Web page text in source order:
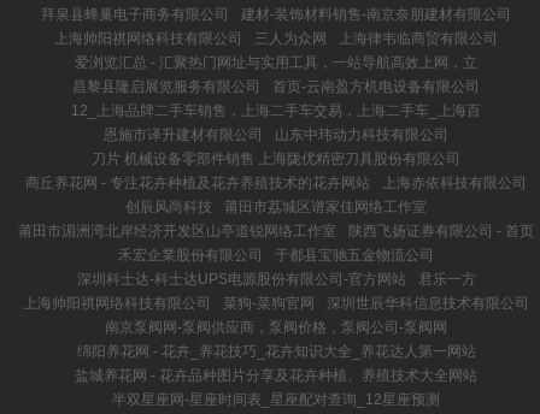
拜泉县蜂巢电子商务有限公司
建材-装饰材料销售-南京奈朋建材有限公司
上海帅阳祺网络科技有限公司
三人为众网
上海律韦临商贸有限公司
爱浏览汇总 - 汇聚热门网址与实用工具，一站导航高效上网，立
昌黎县隆启展览服务有限公司
首页-云南盈方机电设备有限公司
12_上海品牌二手车销售，上海二手车交易，上海二手车_上海百
恩施市译升建材有限公司
山东中玮动力科技有限公司
刀片 机械设备零部件销售 上海陇优精密刀具股份有限公司
商丘养花网 - 专注花卉种植及花卉养殖技术的花卉网站
上海赤依科技有限公司
创辰风尚科技
莆田市荔城区谱家佳网络工作室
莆田市湄洲湾北岸经济开发区山亭道锐网络工作室
陕西飞扬证券有限公司 - 首页
禾宏企業股份有限公司
于都县宝驰五金物流公司
深圳科士达-科士达UPS电源股份有限公司-官方网站
君乐一方
上海帅阳祺网络科技有限公司
菜狗-菜狗官网
深圳世辰华科信息技术有限公司
南京泵阀网-泵阀供应商，泵阀价格，泵阀公司-泵阀网
绵阳养花网 - 花卉_养花技巧_花卉知识大全_养花达人第一网站
盐城养花网 - 花卉品种图片分享及花卉种植、养殖技术大全网站
半双星座网-星座时间表_星座配对查询_12星座预测